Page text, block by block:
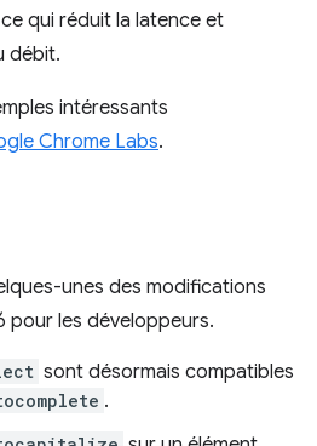
qui réduit la latence et
débit.
intéressants
Chrome Labs.
unes des modifications
pour les développeurs.
sont désormais compatibles
.